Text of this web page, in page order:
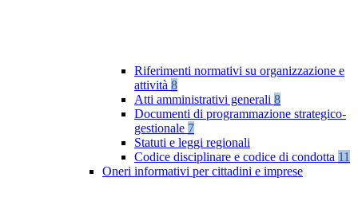
Riferimenti normativi su organizzazione e
attività 8
Atti amministrativi generali 8
Documenti di programmazione strategico-
gestionale 7
Statuti e leggi regionali
Codice disciplinare e codice di condotta 11
Oneri informativi per cittadini e imprese